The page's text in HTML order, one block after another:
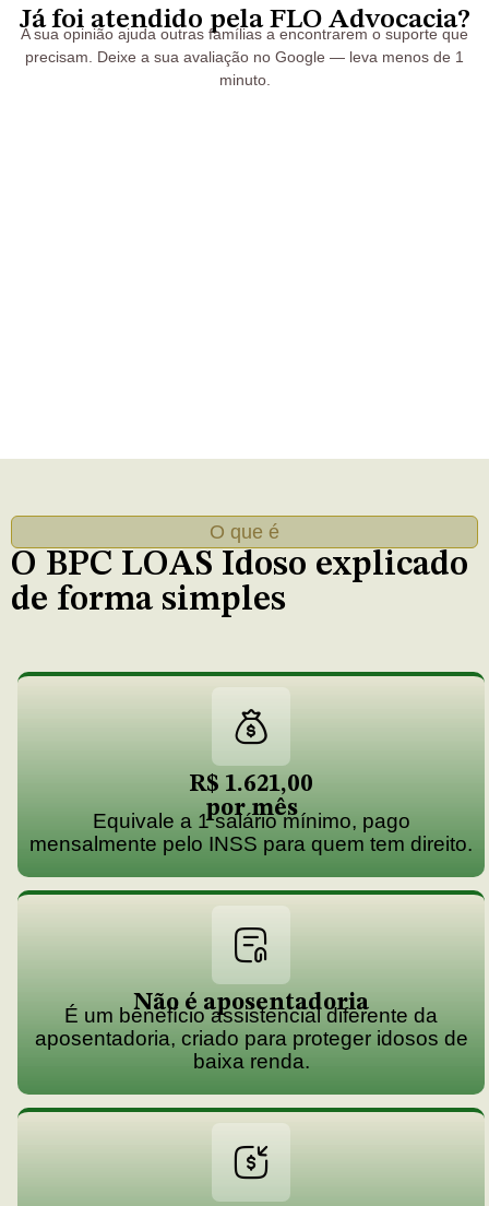
Já foi atendido pela FLO Advocacia?
A sua opinião ajuda outras famílias a encontrarem o suporte que
precisam. Deixe a sua avaliação no Google — leva menos de 1
minuto.
O que é
O BPC LOAS Idoso explicado
de forma simples
R$ 1.621,00
por mês
Equivale a 1 salário mínimo, pago
mensalmente pelo INSS para quem tem direito.
Não é aposentadoria
É um benefício assistencial diferente da
aposentadoria, criado para proteger idosos de
baixa renda.